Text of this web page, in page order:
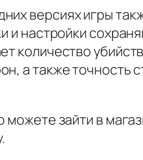
версиях игры
и настройки
количество
а также точность
можете зайти в